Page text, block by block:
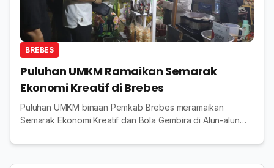
BREBES
Puluhan UMKM Ramaikan Semarak
Ekonomi Kreatif di Brebes
Puluhan UMKM binaan Pemkab Brebes meramaikan
Semarak Ekonomi Kreatif dan Bola Gembira di Alun-alun
penjualan produk lokal.